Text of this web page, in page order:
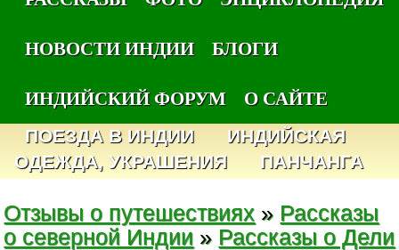
НОВОСТИ ИНДИИ
БЛОГИ
ИНДИЙСКИЙ ФОРУМ
О САЙТЕ
ПОЕЗДА В ИНДИИ
ИНДИЙСКАЯ
ОДЕЖДА, УКРАШЕНИЯ
ПАНЧАНГА
Отзывы о путешествиях » Рассказы
о северной Индии » Рассказы о Дели